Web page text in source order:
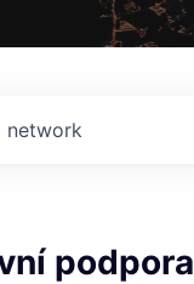
network
podpora